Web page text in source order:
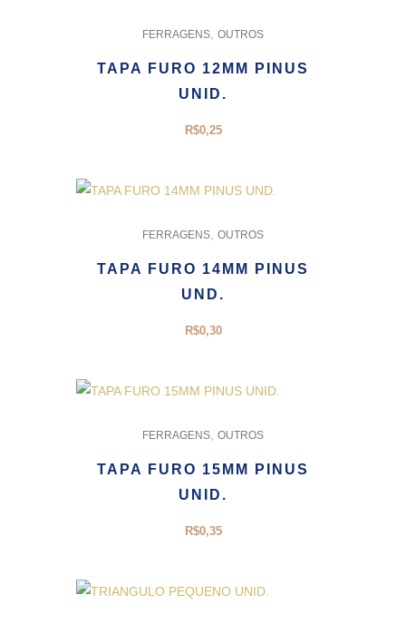
FERRAGENS OUTROS
TAPA FURO 12MM PINUS
UNID.
R$0,25
FERRAGENS OUTROS
TAPA FURO 14MM PINUS
UND.
R$0,30
FERRAGENS OUTROS
TAPA FURO 15MM PINUS
UNID.
R$0,35